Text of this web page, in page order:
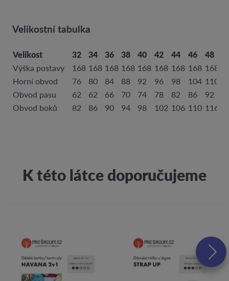
Velikostní tabulka
Velikost 32 34 36 38 40 42 44 46 48
Výška postavy
168 168 168 168 168 168 168 168 168
Horní obvod
76 80 84 88 92 96 98 104 110
Obvod pasu
62 62 66 70 74 78 82 86 92
Obvod boků
82 86 90 94 98 102 106 110 116
K této látce doporučujeme